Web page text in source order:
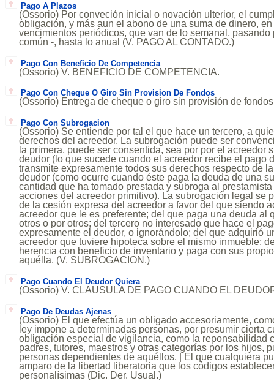
Pago A Plazos
(Ossorio) Por conveción inicial o novación ulterior, el
obligación, y más aun el abono de una suma de dinero,
vencimientos periódicos, que van de lo semanal, pasando
común -, hasta lo anual (V. PAGO AL CONTADO.)
Pago Con Beneficio De Competencia
(Ossorio) V. BENEFICIO DE COMPETENCIA.
Pago Con Cheque O Giro Sin Provision De Fondos
(Ossorio) Entrega de cheque o giro sin provisión de fondos
Pago Con Subrogacion
(Ossorio) Se entiende por tal el que hace un tercero, a
derechos del acreedor. La subrogación puede ser
la primera, puede ser consentida, sea por por el acreedor
deudor (lo que sucede cuando el acreedor recibe el pago
transmite expresamente todos sus derechos respecto de
deudor (como ocurre cuando éste paga la deuda de una
cantidad que ha tomado prestada y subroga al
acciones del acreedor primitivo). La subrogación legal se
de la cesión expresa del acreedor a favor del que siendo
acreedor que le es preferente; del que paga una deuda al
otros o por otros; del tercero no interesado que hace el
expresamente el deudor, o ignorándolo; del que adquirió
acreedor que tuviere hipoteca sobre el mismo inmueble;
herencia con beneficio de inventario y paga con sus
aquélla. (V. SUBROGACION.)
Pago Cuando El Deudor Quiera
(Ossorio) V. CLAUSULA DE PAGO CUANDO EL
Pago De Deudas Ajenas
(Ossorio) El que efectúa un obligado accesoriamente,
ley impone a determinadas personas, por presumir cierta
obligación especial de vigilancia, como la reponsabilidad
padres, tutores, maestros y otras categorías por los hijos,
personas dependientes de aquéllos. | El que cualquiera
amparo de la libertad liberatoria que los códigos
personalísimas (Dic. Der. Usual.)